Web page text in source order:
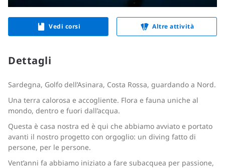
Vedi corsi Altre attività
Dettagli
Sardegna, Golfo dell’Asinara, Costa Rossa, guardando a Nord.
Una terra calorosa e accogliente. Flora e fauna uniche al
mondo, dentro e fuori dall’acqua.
Questa è casa nostra ed è qui che abbiamo avviato e portato
avanti il nostro progetto con orgoglio: un diving fatto di
persone, per le persone.
Vent’anni fa abbiamo iniziato a fare subacquea per passione,